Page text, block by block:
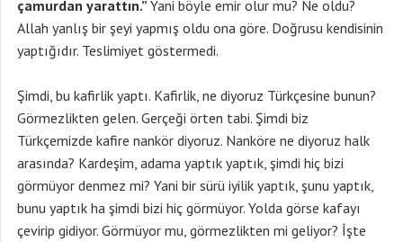
çamurdan yarattın.” Yani böyle emir olur mu? Ne oldu?
Allah yanlış bir şeyi yapmış oldu ona göre. Doğrusu kendisinin
yaptığıdır. Teslimiyet göstermedi.
Şimdi, bu kafirlik yaptı. Kafirlik, ne diyoruz Türkçesine bunun?
Görmezlikten gelen. Gerçeği örten tabi. Şimdi biz
Türkçemizde kafire nankör diyoruz. Nanköre ne diyoruz halk
arasında? Kardeşim, adama yaptık yaptık, şimdi hiç bizi
görmüyor denmez mi? Yani bir sürü iyilik yaptık, şunu yaptık,
bunu yaptık ha şimdi bizi hiç görmüyor. Yolda görse kafayı
çevirip gidiyor. Görmüyor mu, görmezlikten mi geliyor? İşte